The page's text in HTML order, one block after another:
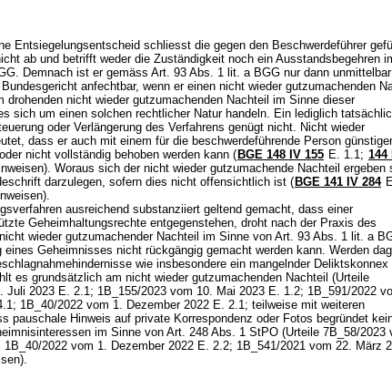
Entsiegelungsentscheid schliesst die gegen den Beschwerdeführer
ab und betrifft weder die Zuständigkeit noch ein Ausstandsbegehren
. Demnach ist er gemäss Art. 93 Abs. 1 lit. a BGG nur dann
anfechtbar, wenn er einen nicht wieder gutzumachenden
drohenden nicht wieder gutzumachenden Nachteil im Sinne dieser
sich um einen solchen rechtlicher Natur handeln. Ein lediglich
oder Verlängerung des Verfahrens genügt nicht. Nicht wieder
dass er auch mit einem für die beschwerdeführende Person
nicht vollständig behoben werden kann ( BGE 148 IV 155 E. 1.1; 144
Woraus sich der nicht wieder gutzumachende Nachteil ergeben
darzulegen, sofern dies nicht offensichtlich ist ( BGE 141 IV 284
ausreichend substanziiert geltend gemacht, dass einer
Geheimhaltungsrechte entgegenstehen, droht nach der Praxis des
wieder gutzumachender Nachteil im Sinne von Art. 93 Abs. 1 lit. a
eines Geheimnisses nicht rückgängig gemacht werden kann. Werden
wie insbesondere ein mangelnder Deliktskonnex
es grundsätzlich am nicht wieder gutzumachenden Nachteil (Urteile
Juli 2023 E. 2.1; 1B_155/2023 vom 10. Mai 2023 E. 1.2; 1B_591/2022
1B_40/2022 vom 1. Dezember 2022 E. 2.1; teilweise mit weiteren
pauschale Hinweis auf private Korrespondenz oder Fotos begründet
im Sinne vonArt. 248 Abs. 1 StPO (Urteile 7B_58/2023
2022 vom 1. Dezember 2022 E. 2.2; 1B_541/2021 vom 22. März